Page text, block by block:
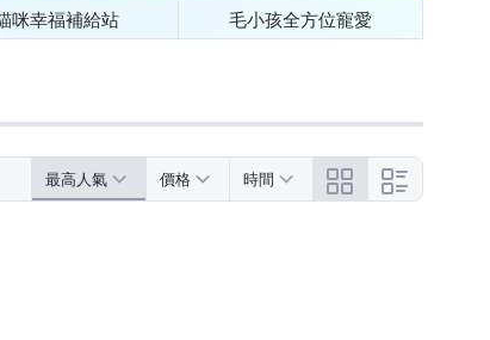
咪幸福補給站 毛小孩全方位寵愛
最高人氣 價格 時間